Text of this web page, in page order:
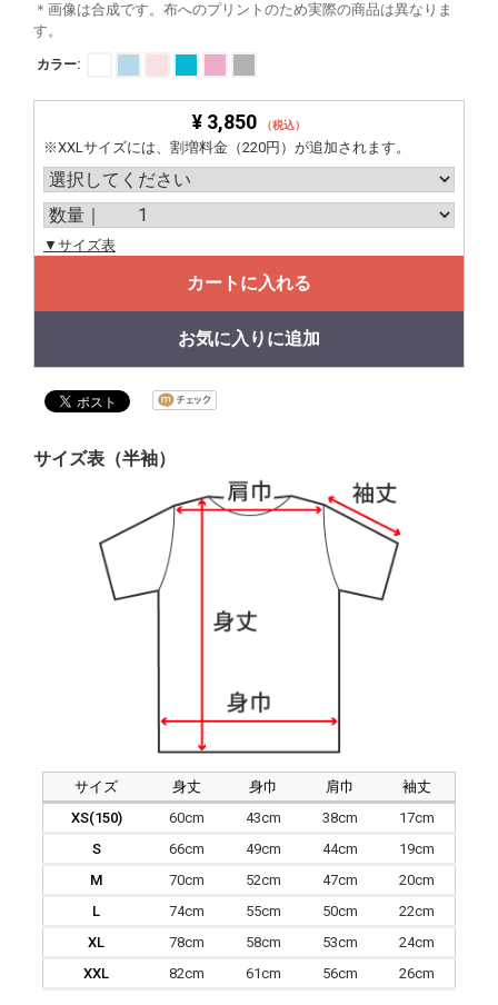
＊画像は合成です。布へのプリントのため実際の商品は異なりま
す。
カラー:
¥ 3,850 （税込）
※XXLサイズには、割増料金（220円）が追加されます。
▼サイズ表
カートに入れる
お気に入りに追加
サイズ表（半袖）
サイズ 身丈 身巾 肩巾
袖丈
XS(150)
60cm 43cm 38cm
17cm
S
66cm 49cm 44cm
19cm
M
70cm 52cm 47cm
20cm
L
74cm 55cm 50cm
22cm
XL
78cm 58cm 53cm
24cm
XXL
82cm 61cm 56cm 26cm